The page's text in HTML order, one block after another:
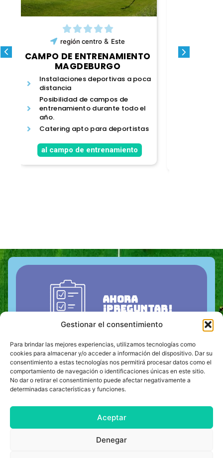
Gestionar el consentimiento
Para brindar las mejores experiencias, utilizamos tecnologías como
cookies para almacenar y/o acceder a información del dispositivo. Dar su
consentimiento a estas tecnologías nos permitirá procesar datos como el
comportamiento de navegación o identificaciones únicas en este sitio.
No dar o retirar el consentimiento puede afectar negativamente a
determinadas características y funciones.
Aceptar
Denegar
región centro
CAMPO DE ENTRENAMIENTO
CAMPO CLAVE
Instalaciones deportivas justo
al lado del alojamiento.
Habitaciones familiares, dobles
e individuales con ducha/WC.
entrenamiento de fuerza y
relajación.
al campo de entrenamiento
Ahora
¡preguntar!
Contáctanos ahora y juntos planificaremos el
campamento de entrenamiento perfecto para ti.
Simplemente rellene el formulario de contacto que
aparece a continuación y solicite una oferta sin
compromiso.
+49 (0) 40 8740 9534
015735990629
thorben.braune@trainingslager.com